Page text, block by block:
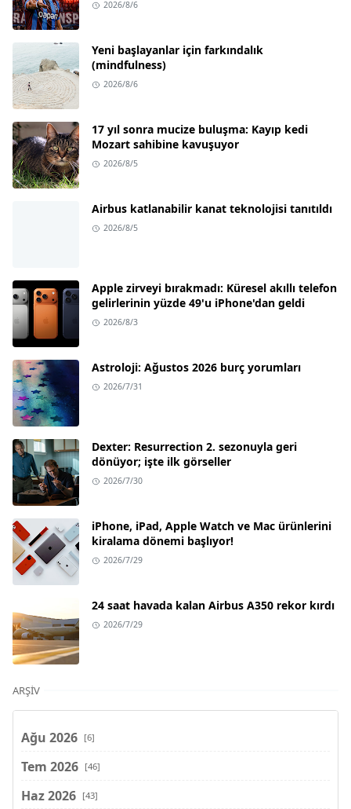
2026/8/6
Yeni başlayanlar için farkındalık
(mindfulness)
2026/8/6
17 yıl sonra mucize buluşma: Kayıp kedi
Mozart sahibine kavuşuyor
2026/8/5
Airbus katlanabilir kanat teknolojisi tanıtıldı
2026/8/5
Apple zirveyi bırakmadı: Küresel akıllı telefon
gelirlerinin yüzde 49'u iPhone'dan geldi
2026/8/3
Astroloji: Ağustos 2026 burç yorumları
2026/7/31
Dexter: Resurrection 2. sezonuyla geri
dönüyor; işte ilk görseller
2026/7/30
iPhone, iPad, Apple Watch ve Mac ürünlerini
kiralama dönemi başlıyor!
2026/7/29
24 saat havada kalan Airbus A350 rekor kırdı
2026/7/29
ARŞIV
Ağu 2026 [6]
Tem 2026 [46]
Haz 2026 [43]